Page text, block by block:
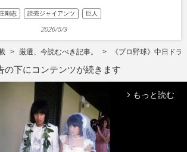
剛志 読売ジャイアンツ 巨人
2026/5/3
厳選、今読むべき記事。 《プロ野球》中日ド
の下にコンテンツが続きます
arrow_forward_ios もっと読む